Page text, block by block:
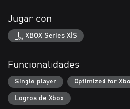
Jugar con
XBOX Series X|S
Funcionalidades
Single player Optimized for
Logros de Xbox